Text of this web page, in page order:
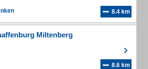
8.4 km
Miltenberg
8.6 km